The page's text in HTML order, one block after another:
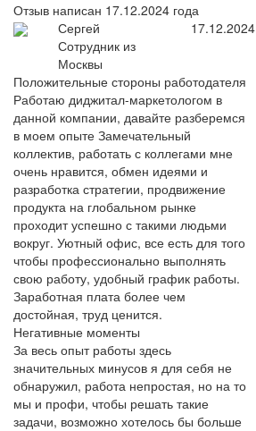
Отзыв написан 17.12.2024 года
Сергей
Сотрудник из
Москвы
17.12.2024
Положительные стороны работодателя
Работаю диджитал-маркетологом в
данной компании, давайте разберемся
в моем опыте Замечательный
коллектив, работать с коллегами мне
очень нравится, обмен идеями и
разработка стратегии, продвижение
продукта на глобальном рынке
проходит успешно с такими людьми
вокруг. Уютный офис, все есть для того
чтобы профессионально выполнять
свою работу, удобный график работы.
Заработная плата более чем
достойная, труд ценится.
Негативные моменты
За весь опыт работы здесь
значительных минусов я для себя не
обнаружил, работа непростая, но на то
мы и профи, чтобы решать такие
задачи, возможно хотелось бы больше